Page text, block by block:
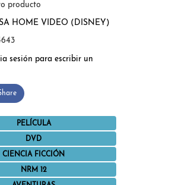
producto
HOME VIDEO (DISNEY)
sesión para escribir un
PELÍCULA
DVD
CIENCIA FICCIÓN
NRM 12